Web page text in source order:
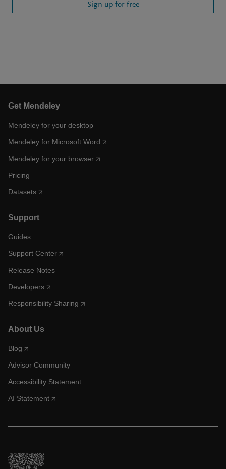
Sign up for free
Get Mendeley
Mendeley for your desktop
Mendeley for Microsoft Word
Mendeley for your browser
Pricing
Datasets
Support
Guides
Support Center
Release Notes
Developers
Responsibility Sharing
About Us
Blog
Advisor Community
Accessibility Statement
AI Statement